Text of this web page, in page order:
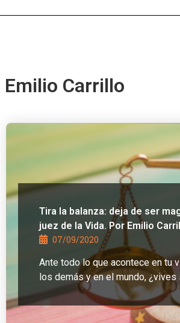
Emilio Carrillo
Tira la balanza: deja de ser
juez de la Vida. Por Emilio
07/09/2020
Ante todo lo que acontece en tu
los demás y en el mundo, ¿vives